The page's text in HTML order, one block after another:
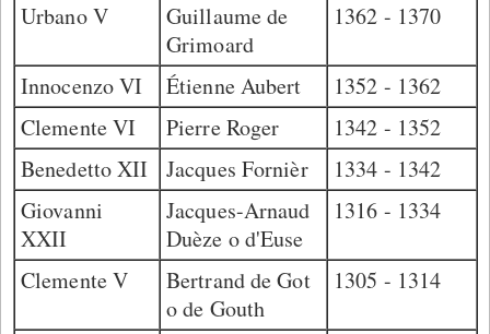
Urbano V
Guillaume de
Grimoard
1362 - 1370
Innocenzo VI Étienne Aubert
1352 - 1362
Clemente VI
Pierre Roger
1342 - 1352
Benedetto XII
Jacques Fornièr
1334 - 1342
Giovanni
XXII
Jacques-Arnaud
Duèze o d'Euse
1316 - 1334
Clemente V
Bertrand de Got
o de Gouth
1305 - 1314